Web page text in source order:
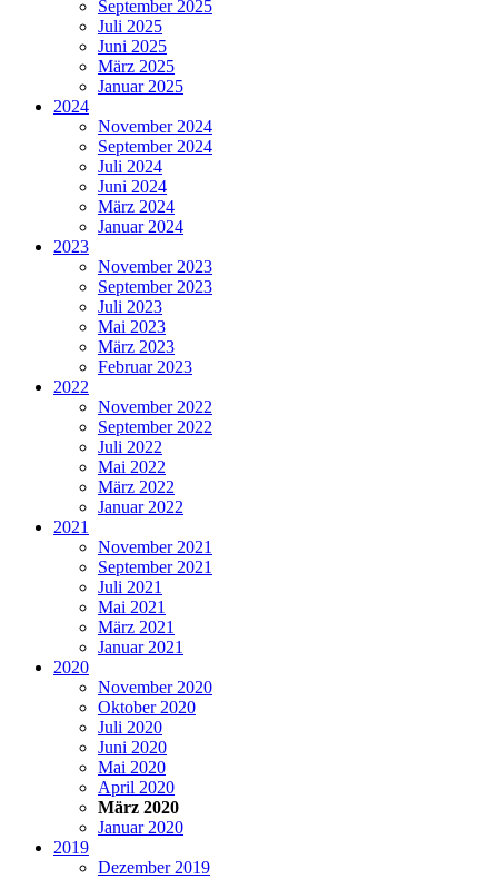
September 2025
Juli 2025
Juni 2025
März 2025
Januar 2025
2024
November 2024
September 2024
Juli 2024
Juni 2024
März 2024
Januar 2024
2023
November 2023
September 2023
Juli 2023
Mai 2023
März 2023
Februar 2023
2022
November 2022
September 2022
Juli 2022
Mai 2022
März 2022
Januar 2022
2021
November 2021
September 2021
Juli 2021
Mai 2021
März 2021
Januar 2021
2020
November 2020
Oktober 2020
Juli 2020
Juni 2020
Mai 2020
April 2020
März 2020
Januar 2020
2019
Dezember 2019